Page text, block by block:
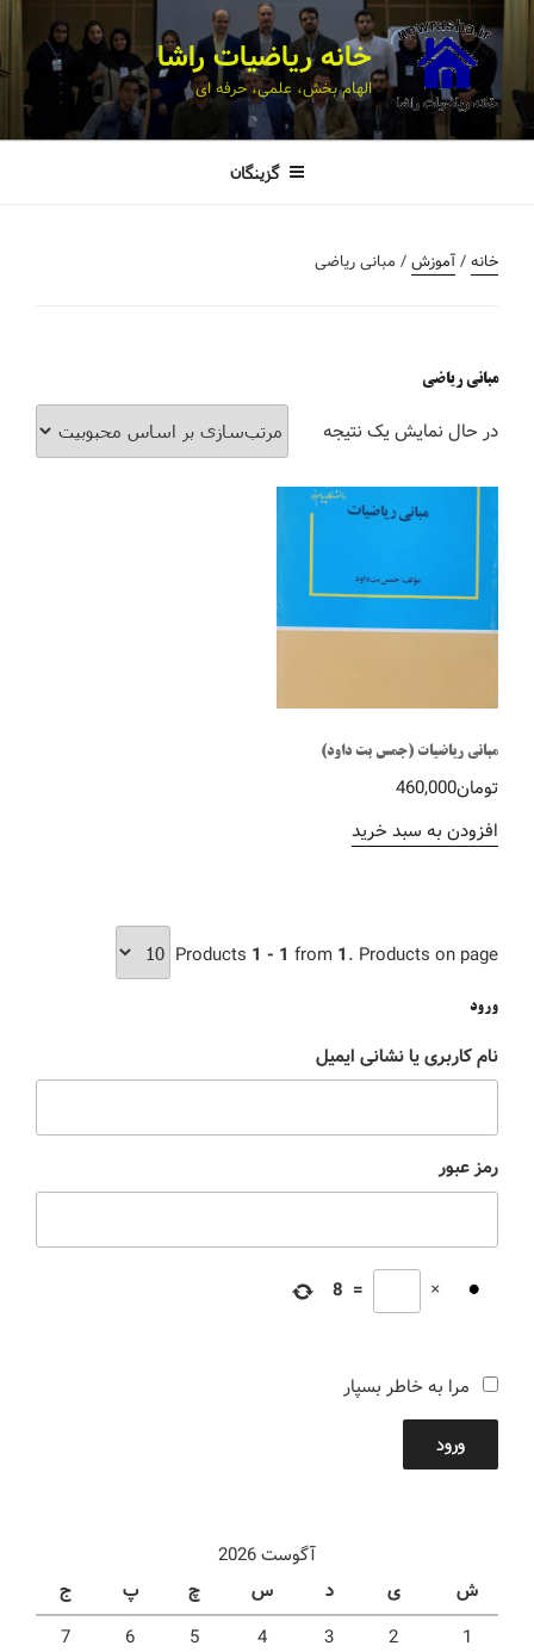
خانه ریاضیات راشا
الهام بخش، علمی، حرفه ای
گزینگان
خانه/آموزش/ مبانی ریاضی
مبانی ریاضی
در حال نمایش یک نتیجه
مبانی ریاضیات (جمس بت داود)
تومان460,000
افزودن به سبد خرید
Products 1 - 1 from 1. Products on page
ورود
نام کاربری یا نشانی ایمیل
رمز عبور
×
=
8
مرا به خاطر بسپار
ورود
آگوست 2026
ش
ی د س چ پ
ج
1
2
3
4
5
6
7